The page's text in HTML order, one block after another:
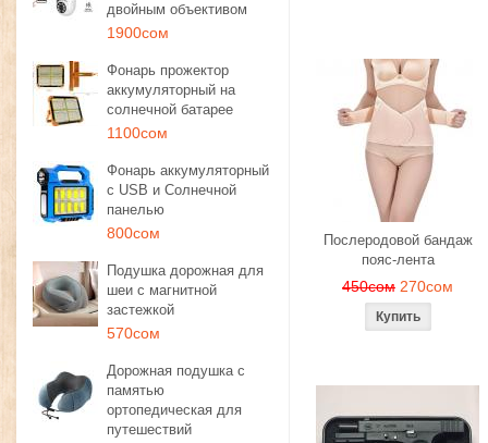
двойным объективом
1900сом
Фонарь прожектор
аккумуляторный на
солнечной батарее
1100сом
Фонарь аккумуляторный
с USB и Солнечной
панелью
800сом
Подушка дорожная для
шеи с магнитной
застежкой
570сом
Дорожная подушка с
памятью
ортопедическая для
путешествий
Послеродовой бандаж
пояс-лента
450сом 270сом